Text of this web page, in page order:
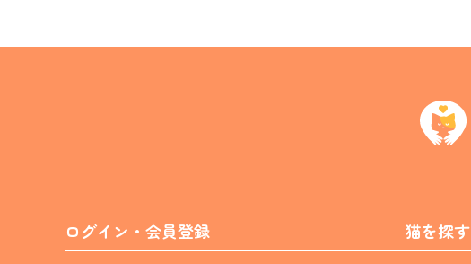
ログイン・会員登録 猫を探す